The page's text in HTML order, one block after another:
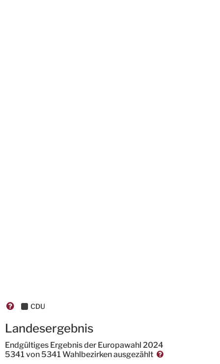
Landesergebnis
Endgültiges Ergebnis der Europawahl 2024
5341 von 5341 Wahlbezirkenausgezählt
CDU